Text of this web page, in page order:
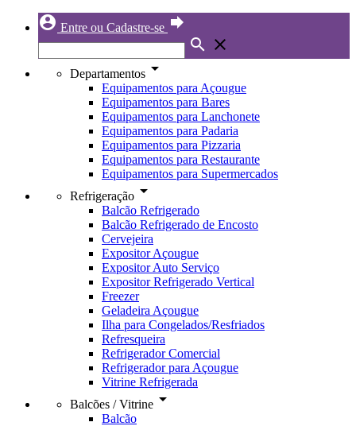
account_circle Entre ou Cadastre-se forward
search close
Departamentos arrow_drop_down
Equipamentos para Açougue
Equipamentos para Bares
Equipamentos para Lanchonete
Equipamentos para Padaria
Equipamentos para Pizzaria
Equipamentos para Restaurante
Equipamentos para Supermercados
Refrigeração arrow_drop_down
Balcão Refrigerado
Balcão Refrigerado de Encosto
Cervejeira
Expositor Açougue
Expositor Auto Serviço
Expositor Refrigerado Vertical
Freezer
Geladeira Açougue
Ilha para Congelados/Resfriados
Refresqueira
Refrigerador Comercial
Refrigerador para Açougue
Vitrine Refrigerada
Balcões / Vitrine arrow_drop_down
Balcão